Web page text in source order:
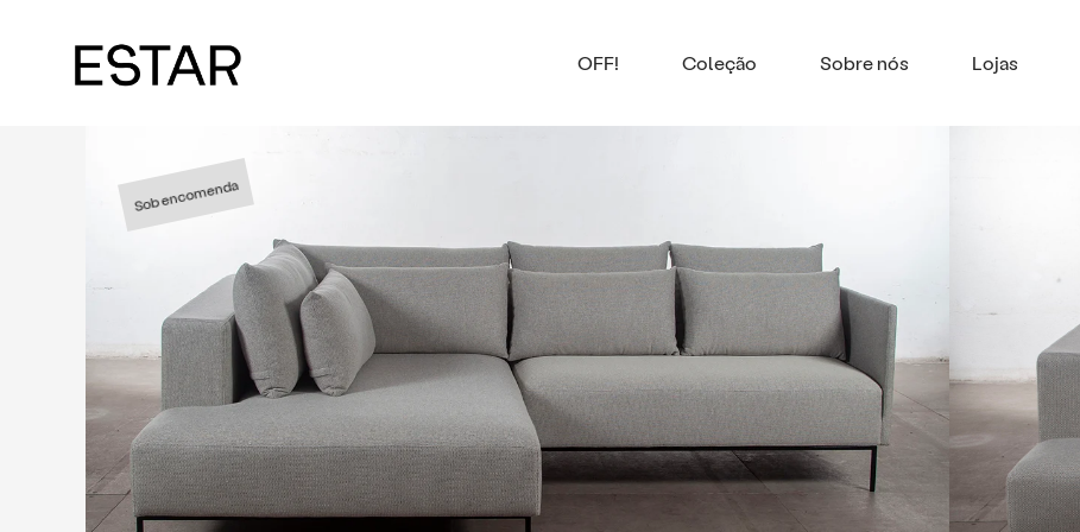
OFF! Coleção Sobre nós Lojas
Sob encomenda